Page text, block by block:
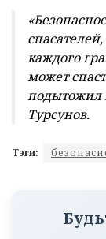
каждого
может
подытожил
Турсунов.
Тэги: